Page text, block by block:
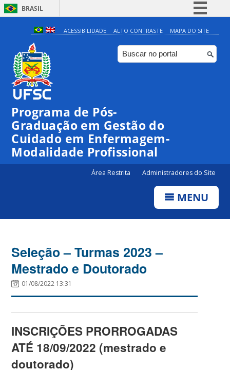
BRASIL
Simplifique!
Comunica BR
Participe
ACESSIBILIDADE ALTO CONTRASTE MAPA DO SITE
Programa de Pós-
Graduação em Gestão do
Cuidado em Enfermagem-
Modalidade Profissional
Área Restrita Administradores do Site
MENU
Seleção – Turmas 2023 –
Mestrado e Doutorado
01/08/2022 13:31
INSCRIÇÕES PRORROGADAS
ATÉ 18/09/2022 (mestrado e
doutorado)